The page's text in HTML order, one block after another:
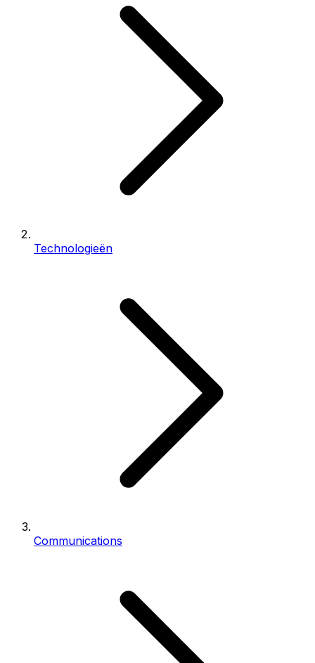
Technologieën
Communications